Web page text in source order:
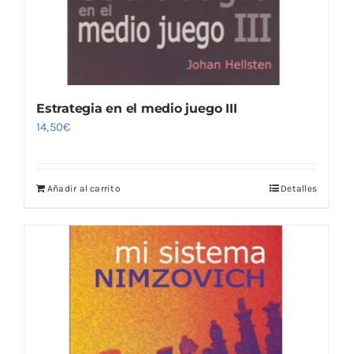
Estrategia en el medio juego III
14,50€
Añadir al carrito Detalles